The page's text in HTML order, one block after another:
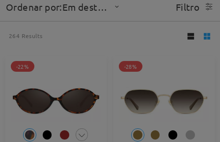
Ordenar por:Em destaque Filtro
264 Results
-22% -28%